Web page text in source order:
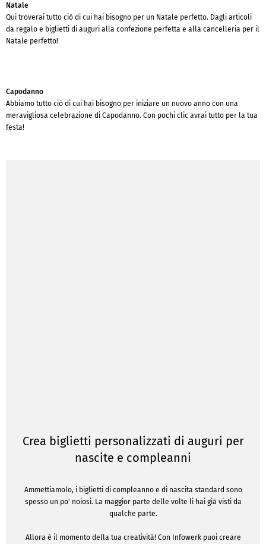
Natale
Qui troverai tutto ciò di cui hai bisogno per un Natale perfetto. Dagli articoli
da regalo e biglietti di auguri alla confezione perfetta e alla cancelleria per il
Natale perfetto!
Capodanno
Abbiamo tutto ciò di cui hai bisogno per iniziare un nuovo anno con una
meravigliosa celebrazione di Capodanno. Con pochi clic avrai tutto per la tua
festa!
Crea biglietti personalizzati di auguri per
nascite e compleanni
Ammettiamolo, i biglietti di compleanno e di nascita standard sono
spesso un po' noiosi. La maggior parte delle volte li hai già visti da
qualche parte.
Allora è il momento della tua creatività! Con Infowerk puoi creare